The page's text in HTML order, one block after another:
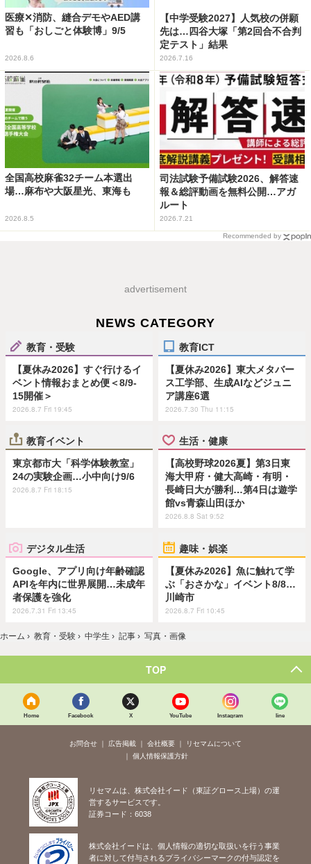
医療✕消防、縫合デモやAED講
習も「おしごと体験博」9/5
2026.8.6
【中学受験2027】人気校の併願
先は…四谷大塚「第2回合不合判
定テスト」結果
2026.7.16
全国高校麻雀32チーム本選出
場…麻布や大阪星光、東海も
2026.8.5
司法試験予備試験2026、解答速
報＆総評動画を無料公開…アガ
ルート
2026.7.21
Recommended by
advertisement
NEWS CATEGORY
教育・受験
【夏休み2026】すぐ行けるイ
ベント情報おまとめ便＜8/9-
15開催＞
2026.8.7 Fri 19:45
教育ICT
【夏休み2026】東大メタバー
ス工学部、生成AIなどジュニ
ア講座6選
2026.7.30 Thu 11:15
教育イベント
東京都市大「科学体験教室」
24の実験企画…小中向け9/6
2026.8.7 Fri 18:15
生活・健康
【高校野球2026夏】第3日東
海大甲府・健大高崎・有明・
長崎日大が勝利…第4日は遊学
館vs青森山田ほか
2026.8.8 Sat 9:52
デジタル生活
Google、アプリ向け年齢確認
APIを年内に世界展開…未成年
者保護を強化
2026.7.31 Fri 13:45
趣味・娯楽
【夏休み2026】魚に触れて学
ぶ「おさかな」イベント8/8…
川崎市
2026.8.7 Fri 10:45
ホーム › 教育・受験 › 中学生 › 記事 › 写真・画像
TOP
Home Facebook X YouTube Instagram line
お問合せ 広告掲載 会社概要
リセマムについて
個人情報保護方針
リセマムは、株式会社イード（東証グロース上場）の運
営するサービスです。
証券コード：6038
株式会社イードは、個人情報の適切な取扱いを行う事業
者に対して付与されるプライバシーマークの付与認定を